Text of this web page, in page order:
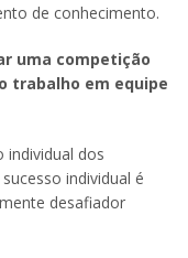
de conhecimento.
uma competição
trabalho em equipe
individual dos
individual é
desafiador